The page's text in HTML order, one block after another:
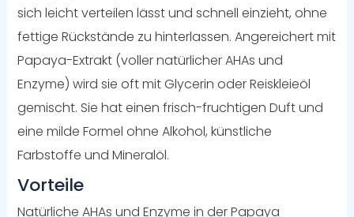
sich leicht verteilen lässt und schnell einzieht, ohne
fettige Rückstände zu hinterlassen. Angereichert mit
Papaya-Extrakt (voller natürlicher AHAs und
Enzyme) wird sie oft mit Glycerin oder Reiskleieöl
gemischt. Sie hat einen frisch-fruchtigen Duft und
eine milde Formel ohne Alkohol, künstliche
Farbstoffe und Mineralöl.
Vorteile
Natürliche AHAs und Enzyme in der Papaya